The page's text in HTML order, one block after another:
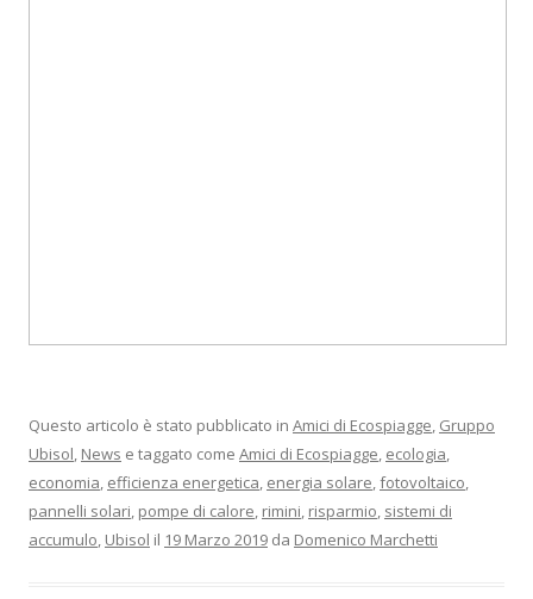
Questo articolo è stato pubblicato in Amici di Ecospiagge, Gruppo
Ubisol, News e taggato come Amici di Ecospiagge, ecologia,
economia, efficienza energetica, energia solare,fotovoltaico,
pannelli solari, pompe di calore, rimini, risparmio, sistemi di
accumulo, Ubisol il 19 Marzo 2019 da Domenico Marchetti